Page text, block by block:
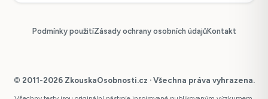
Podmínky použitíZásady ochrany osobních údajůKontakt
© 2011-2026 ZkouskaOsobnosti.cz · Všechna práva vyhrazena.